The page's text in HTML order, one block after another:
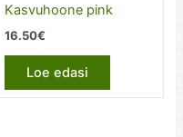
Kasvuhoone pink
16.50€
Loe edasi